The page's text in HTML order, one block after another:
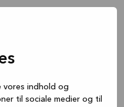
vores indhold og
til sociale medier og til